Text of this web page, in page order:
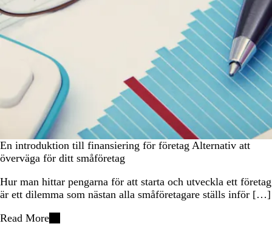
En introduktion till finansiering för företag Alternativ att
överväga för ditt småföretag
Hur man hittar pengarna för att starta och utveckla ett företag
är ett dilemma som nästan alla småföretagare ställs inför […]
Read More